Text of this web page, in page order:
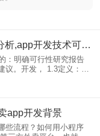
外卖app开发可行性分析,app开发技术可行性分析
， 1.3定义：列
义和缩写的原文。 1.4
app开发背景
些流程？如何用小程序